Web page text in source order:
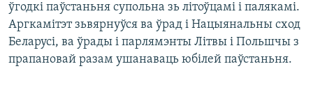
ўгодкі паўстаньня супольна зь літоўцамі і палякамі.
Аргкамітэт зьвярнуўся ва ўрад і Нацыянальны сход
Беларусі, ва ўрады і парлямэнты Літвы і Польшчы з
прапановай разам ушанаваць юбілей паўстаньня.